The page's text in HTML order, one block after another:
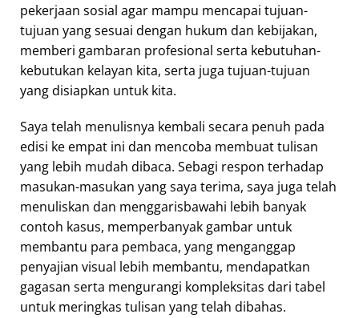
pekerjaan sosial agar mampu mencapai tujuan-
tujuan yang sesuai dengan hukum dan kebijakan,
memberi gambaran profesional serta kebutuhan-
kebutukan kelayan kita, serta juga tujuan-tujuan
yang disiapkan untuk kita.
Saya telah menulisnya kembali secara penuh pada
edisi ke empat ini dan mencoba membuat tulisan
yang lebih mudah dibaca. Sebagi respon terhadap
masukan-masukan yang saya terima, saya juga telah
menuliskan dan menggarisbawahi lebih banyak
contoh kasus, memperbanyak gambar untuk
membantu para pembaca, yang menganggap
penyajian visual lebih membantu, mendapatkan
gagasan serta mengurangi kompleksitas dari tabel
untuk meringkas tulisan yang telah dibahas.